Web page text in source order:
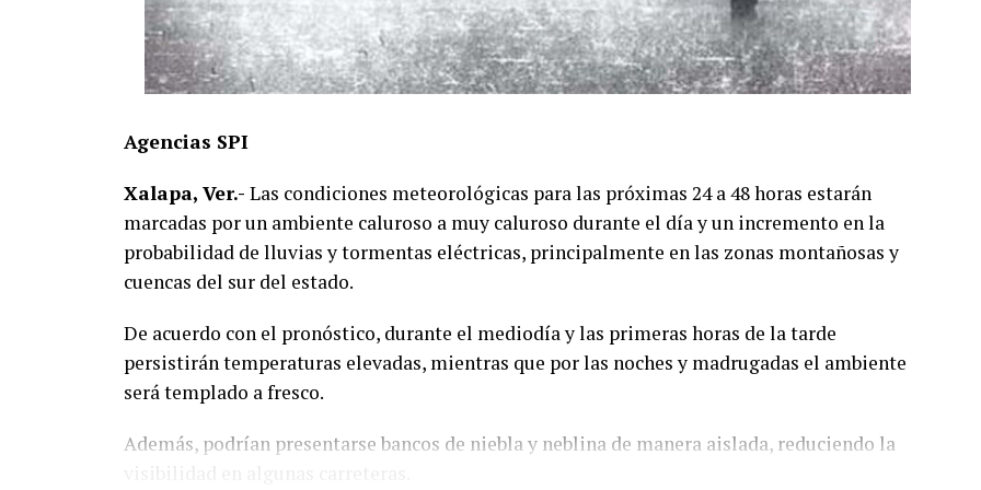
Agencias SPI
Xalapa, Ver.- Las condiciones meteorológicas para las próximas 24 a 48 horas estarán
marcadas por un ambiente caluroso a muy caluroso durante el día y un incremento en la
probabilidad de lluvias y tormentas eléctricas, principalmente en las zonas montañosas y
cuencas del sur del estado.
De acuerdo con el pronóstico, durante el mediodía y las primeras horas de la tarde
persistirán temperaturas elevadas, mientras que por las noches y madrugadas el ambiente
será templado a fresco.
Además, podrían presentarse bancos de niebla y neblina de manera aislada, reduciendo la